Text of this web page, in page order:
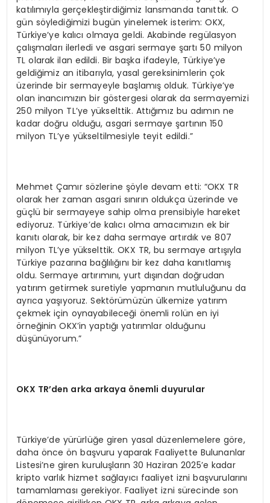
katılımıyla gerçekleştirdiğimiz lansmanda tanıttık. O
gün söylediğimizi bugün yinelemek isterim: OKX,
Türkiye’ye kalıcı olmaya geldi. Akabinde regülasyon
çalışmaları ilerledi ve asgari sermaye şartı 50 milyon
TL olarak ilan edildi. Bir başka ifadeyle, Türkiye’ye
geldiğimiz an itibarıyla, yasal gereksinimlerin çok
üzerinde bir sermayeyle başlamış olduk. Türkiye’ye
olan inancımızın bir göstergesi olarak da sermayemizi
250 milyon TL’ye yükselttik. Attığımız bu adımın ne
kadar doğru olduğu, asgari sermaye şartının 150
milyon TL’ye yükseltilmesiyle teyit edildi.”
Mehmet Çamır sözlerine şöyle devam etti: “OKX TR
olarak her zaman asgari sınırın oldukça üzerinde ve
güçlü bir sermayeye sahip olma prensibiyle hareket
ediyoruz. Türkiye’de kalıcı olma amacımızın ek bir
kanıtı olarak, bir kez daha sermaye artırdık ve 807
milyon TL’ye yükselttik. OKX TR, bu sermaye artışıyla
Türkiye pazarına bağlılığını bir kez daha kanıtlamış
oldu. Sermaye artırımını, yurt dışından doğrudan
yatırım getirmek suretiyle yapmanın mutluluğunu da
ayrıca yaşıyoruz. Sektörümüzün ülkemize yatırım
çekmek için oynayabileceği önemli rolün en iyi
örneğinin OKX’in yaptığı yatırımlar olduğunu
düşünüyorum.”
OKX TR’den arka arkaya önemli duyurular
Türkiye’de yürürlüğe giren yasal düzenlemelere göre,
daha önce ön başvuru yaparak Faaliyette Bulunanlar
Listesi’ne giren kuruluşların 30 Haziran 2025’e kadar
kripto varlık hizmet sağlayıcı faaliyet izni başvurularını
tamamlaması gerekiyor. Faaliyet izni sürecinde son